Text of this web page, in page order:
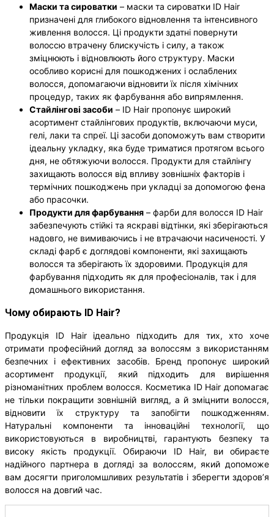
Маски та сироватки – маски та сироватки ID Hair
призначені для глибокого відновлення та інтенсивного
живлення волосся. Ці продукти здатні повернути
волоссю втрачену блискучість і силу, а також
зміцнюють і відновлюють його структуру. Маски
особливо корисні для пошкоджених і ослаблених
волосся, допомагаючи відновити їх після хімічних
процедур, таких як фарбування або випрямлення.
Стайлінгові засоби – ID Hair пропонує широкий
асортимент стайлінгових продуктів, включаючи муси,
гелі, лаки та спреї. Ці засоби допоможуть вам створити
ідеальну укладку, яка буде триматися протягом всього
дня, не обтяжуючи волосся. Продукти для стайлінгу
захищають волосся від впливу зовнішніх факторів і
термічних пошкоджень при укладці за допомогою фена
або прасочки.
Продукти для фарбування – фарби для волосся ID Hair
забезпечують стійкі та яскраві відтінки, які зберігаються
надовго, не вимиваючись і не втрачаючи насиченості. У
складі фарб є доглядові компоненти, які захищають
волосся та зберігають їх здоровими. Продукція для
фарбування підходить як для професіоналів, так і для
домашнього використання.
Чому обирають ID Hair?
Продукція ID Hair ідеально підходить для тих, хто хоче
отримати професійний догляд за волоссям з використанням
безпечних і ефективних засобів. Бренд пропонує широкий
асортимент продукції, який підходить для вирішення
різноманітних проблем волосся. Косметика ID Hair допомагає
не тільки покращити зовнішній вигляд, а й зміцнити волосся,
відновити їх структуру та запобігти пошкодженням.
Натуральні компоненти та інноваційні технології, що
використовуються в виробництві, гарантують безпеку та
високу якість продукції. Обираючи ID Hair, ви обираєте
надійного партнера в догляді за волоссям, який допоможе
вам досягти приголомшливих результатів і зберегти здоров’я
волосся на довгий час.